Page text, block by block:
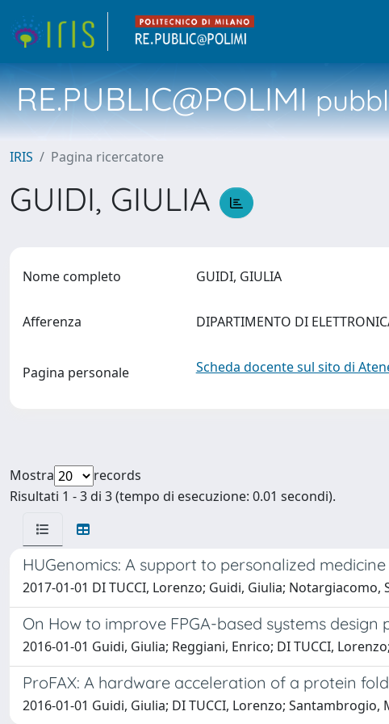
RE.PUBLIC@POLIMI
IRIS Pagina ricercatore
GUIDI, GIULIA
Nome completo GUIDI, GIULIA
Afferenza DIPARTIMENTO DI
Pagina personale Scheda docente sul sito di
Mostra
records
Risultati 1 - 3 di 3 (tempo di esecuzione: 0.01 secondi).
HUGenomics: A support to personalized
2017-01-01 DI TUCCI, Lorenzo; Guidi, Giulia;
On How to improve FPGA-based systems design
2016-01-01 Guidi, Giulia; Reggiani, Enrico; DI TUCCI,
ProFAX: A hardware acceleration of a protein
2016-01-01 Guidi, Giulia; DI TUCCI, Lorenzo; Santambrogio,